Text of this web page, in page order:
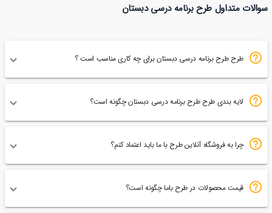
دبستان
33
سوالات متداول طرح برنامه درسی دبستان
طرح طرح برنامه درسی دبستان برای چه کاری مناسب است ؟
لایه بندی طرح طرح برنامه درسی دبستان چگونه است؟
چرا به فروشگاه آنلاین طرح با ما باید اعتماد کنم؟
قیمت محصولات در طرح باما چگونه است؟